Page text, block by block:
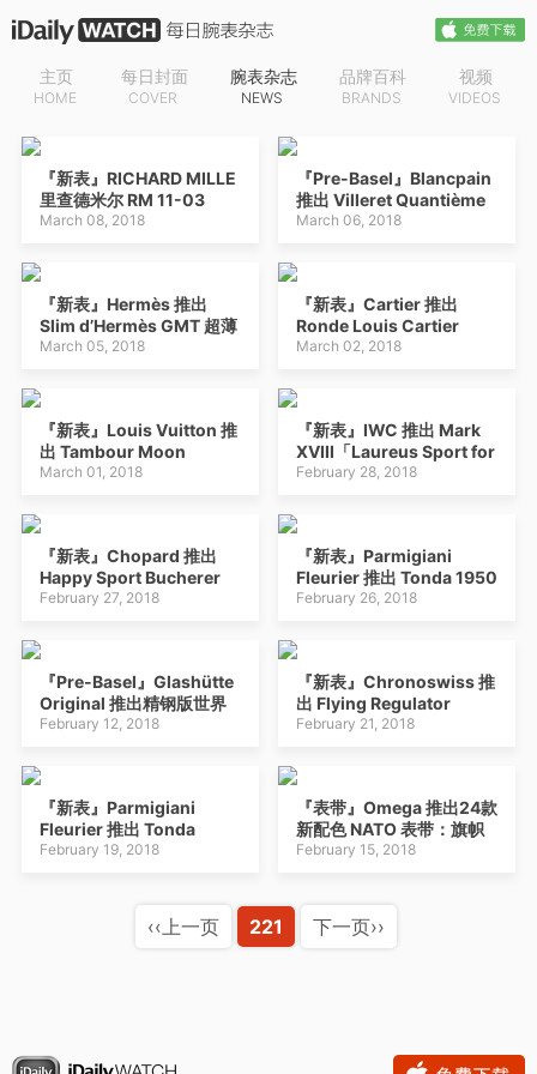
主页
HOME
每日封面
COVER
腕表杂志
NEWS
品牌百科
BRANDS
视频
VIDEOS
『新表』RICHARD MILLE
里查德米尔 RM 11-03
McLaren 迈凯伦自动飞返
March 08, 2018
『Pre-Basel』Blancpain
推出 Villeret Quantième
Complet GMT 全日历月相
March 06, 2018
『新表』Hermès 推出
Slim d’Hermès GMT 超薄
钯金表壳两地时腕表
March 05, 2018
『新表』Cartier 推出
Ronde Louis Cartier
Marqueterie de Bois et
表
March 02, 2018
『新表』Louis Vuitton 推
出 Tambour Moon
Mystérieuse Flying
表
March 01, 2018
『新表』IWC 推出 Mark
XVIII「Laureus Sport for
Good Foundation」特别
February 28, 2018
『新表』Chopard 推出
Happy Sport Bucherer
Blue Editions 腕表：游走
February 27, 2018
『新表』Parmigiani
Fleurier 推出 Tonda 1950
Squelette 镂空腕表：
February 26, 2018
『Pre-Basel』Glashütte
Original 推出精钢版世界
时腕表 Senator
Steel
February 12, 2018
『新表』Chronoswiss 推
出 Flying Regulator
Open Gear 腕表
February 21, 2018
『新表』Parmigiani
Fleurier 推出 Tonda
Annual Calendar 年历腕
February 19, 2018
『表带』Omega 推出24款
新配色 NATO 表带：旗帜
灵感
February 15, 2018
‹‹上一页 221 下一页››